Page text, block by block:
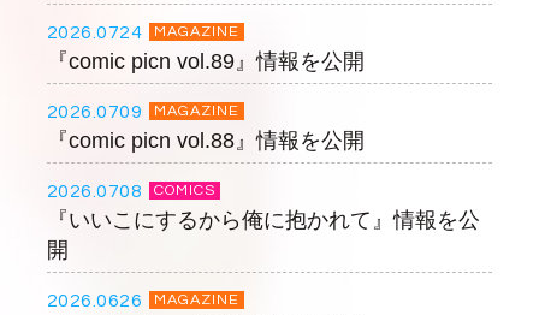
2026.0724 MAGAZINE
『comic picn vol.89』情報を公開
2026.0709 MAGAZINE
『comic picn vol.88』情報を公開
2026.0708 COMICS
『いいこにするから俺に抱かれて』情報を公
開
2026.0626 MAGAZINE